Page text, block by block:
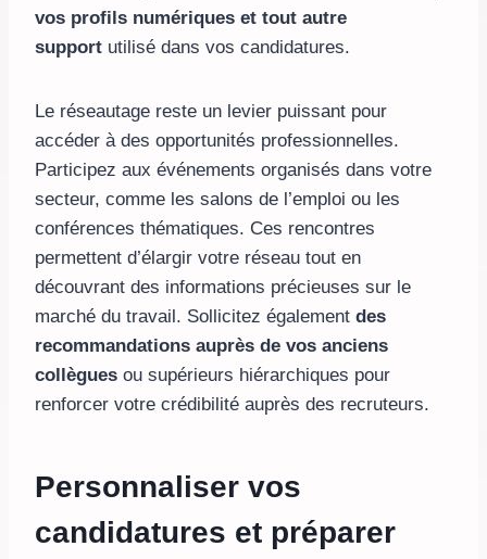
vos profils numériques et tout autre
support utilisé dans vos candidatures.
Le réseautage reste un levier puissant pour
accéder à des opportunités professionnelles.
Participez aux événements organisés dans votre
secteur, comme les salons de l’emploi ou les
conférences thématiques. Ces rencontres
permettent d’élargir votre réseau tout en
découvrant des informations précieuses sur le
marché du travail. Sollicitez également des
recommandations auprès de vos anciens
collègues ou supérieurs hiérarchiques pour
renforcer votre crédibilité auprès des recruteurs.
Personnaliser vos
candidatures et préparer